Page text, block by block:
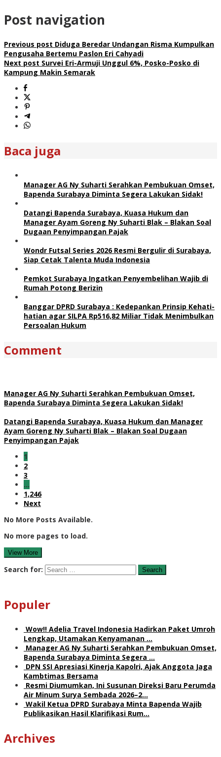
Post navigation
Previous post Diduga Beredar Undangan Risma Kumpulkan
Pengusaha Bertemu Paslon Eri Cahyadi
Next post Survei Eri-Armuji Unggul 6%, Posko-Posko di
Kampung Makin Semarak
Baca juga
Manager AG Ny Suharti Serahkan Pembukuan Omset,
Bapenda Surabaya Diminta Segera Lakukan Sidak!
Datangi Bapenda Surabaya, Kuasa Hukum dan
Manager Ayam Goreng Ny Suharti Blak – Blakan Soal
Dugaan Penyimpangan Pajak
Wondr Futsal Series 2026 Resmi Bergulir di Surabaya,
Siap Cetak Talenta Muda Indonesia
Pemkot Surabaya Ingatkan Penyembelihan Wajib di
Rumah Potong Berizin
Banggar DPRD Surabaya : Kedepankan Prinsip Kehati-
hatian agar SILPA Rp516,82 Miliar Tidak Menimbulkan
Persoalan Hukum
Comment
Manager AG Ny Suharti Serahkan Pembukuan Omset,
Bapenda Surabaya Diminta Segera Lakukan Sidak!
Datangi Bapenda Surabaya, Kuasa Hukum dan Manager
Ayam Goreng Ny Suharti Blak – Blakan Soal Dugaan
Penyimpangan Pajak
1
2
3
…
1,246
Next
No More Posts Available.
No more pages to load.
View More
Search for:
Populer
Wow!! Adelia Travel Indonesia Hadirkan Paket Umroh
Lengkap, Utamakan Kenyamanan …
Manager AG Ny Suharti Serahkan Pembukuan Omset,
Bapenda Surabaya Diminta Segera …
DPN SSI Apresiasi Kinerja Kapolri, Ajak Anggota Jaga
Kambtimas Bersama
Resmi Diumumkan, Ini Susunan Direksi Baru Perumda
Air Minum Surya Sembada 2026–2…
Wakil Ketua DPRD Surabaya Minta Bapenda Wajib
Publikasikan Hasil Klarifikasi Rum…
Archives